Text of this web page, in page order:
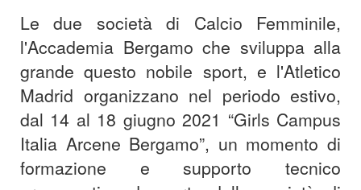
Le due società di Calcio Femminile,
l'Accademia Bergamo che sviluppa alla
grande questo nobile sport, e l'Atletico
Madrid organizzano nel periodo estivo,
dal 14 al 18 giugno 2021 “Girls Campus
Italia Arcene Bergamo”, un momento di
formazione e supporto tecnico